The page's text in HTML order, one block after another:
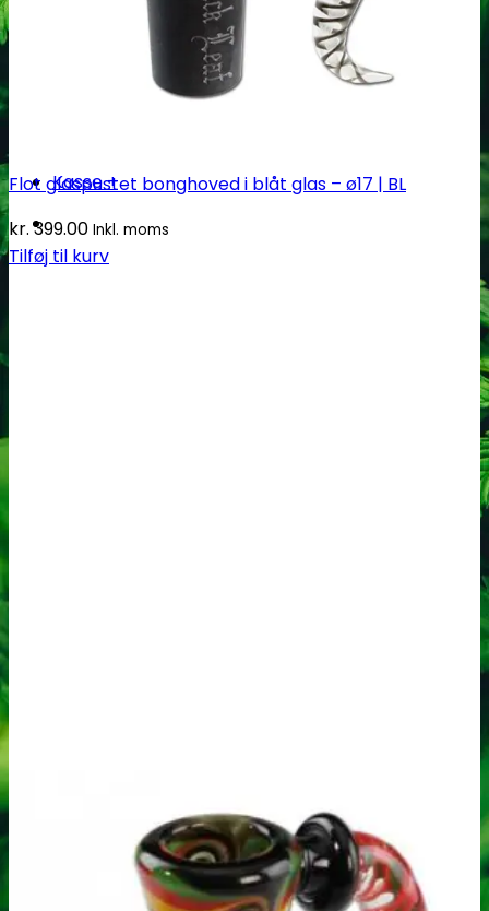
Kasse+
Flot glaspustet bonghoved i blåt glas – ø17 | BL
kr.399.00 Inkl. moms
Tilføj til kurv